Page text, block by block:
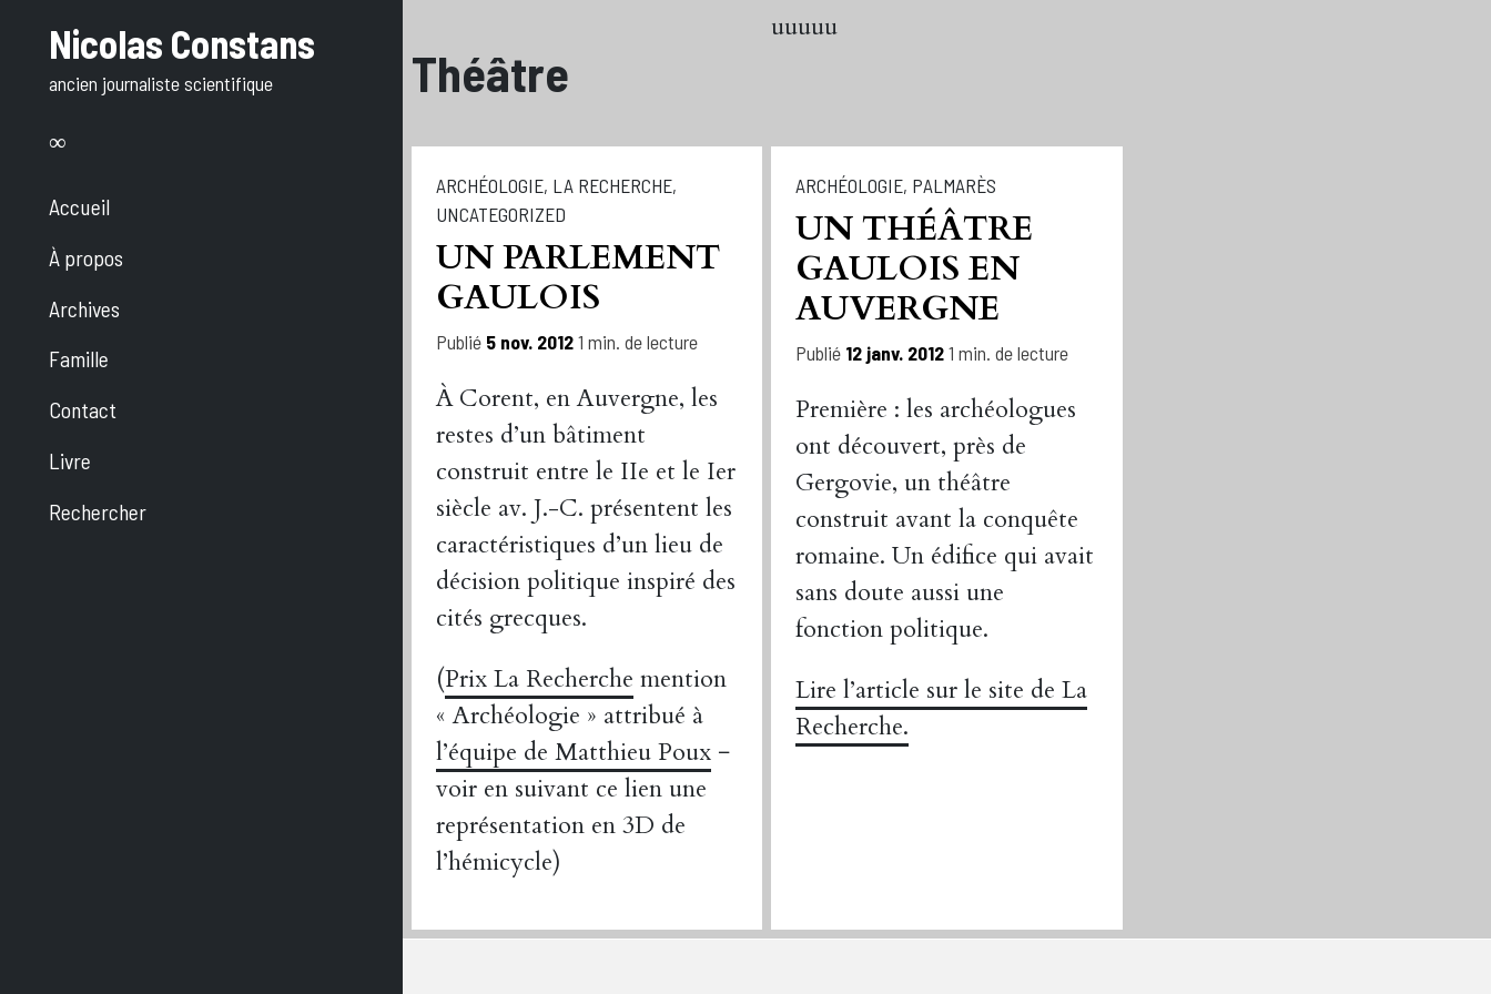
texte
Nicolas Constans
ancien journaliste scientifique
Accueil
À propos
Archives
Famille
Contact
Livre
Rechercher
Théâtre
uuuuu
ARCHÉOLOGIE, LA RECHERCHE,
UNCATEGORIZED
UN PARLEMENT
GAULOIS
Publié 5 nov. 20121 min. de lecture
À Corent, en Auvergne, les
restes d’un bâtiment
construit entre le IIe et le Ier
siècle av. J.-C. présentent les
caractéristiques d’un lieu de
décision politique inspiré des
cités grecques.
(Prix La Recherche mention
« Archéologie » attribué à
l’équipe de Matthieu Poux −
voir en suivant ce lien une
représentation en 3D de
l’hémicycle)
ARCHÉOLOGIE, PALMARÈS
UN THÉÂTRE
GAULOIS EN
AUVERGNE
Publié 12 janv. 20121 min. de lecture
Première : les archéologues
ont découvert, près de
Gergovie, un théâtre
construit avant la conquête
romaine. Un édifice qui avait
sans doute aussi une
fonction politique.
Lire l’article sur le site de La
Recherche.